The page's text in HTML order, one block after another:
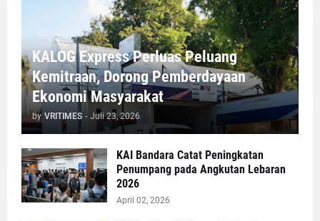
KALOG Express Perluas Peluang
Kemitraan, Dorong Pemberdayaan
Ekonomi Masyarakat
by VRITIMES - Juli 23, 2026
KAI Bandara Catat Peningkatan
Penumpang pada Angkutan Lebaran
2026
April 02, 2026